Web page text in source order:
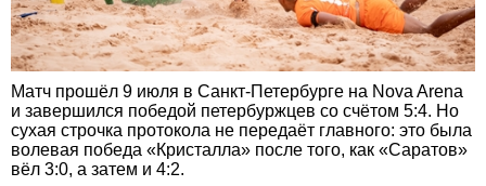
Матч прошёл 9 июля в Санкт-Петербурге на Nova Arena
и завершился победой петербуржцев со счётом 5:4. Но
сухая строчка протокола не передаёт главного: это была
волевая победа «Кристалла» после того, как «Саратов»
вёл 3:0, а затем и 4:2.